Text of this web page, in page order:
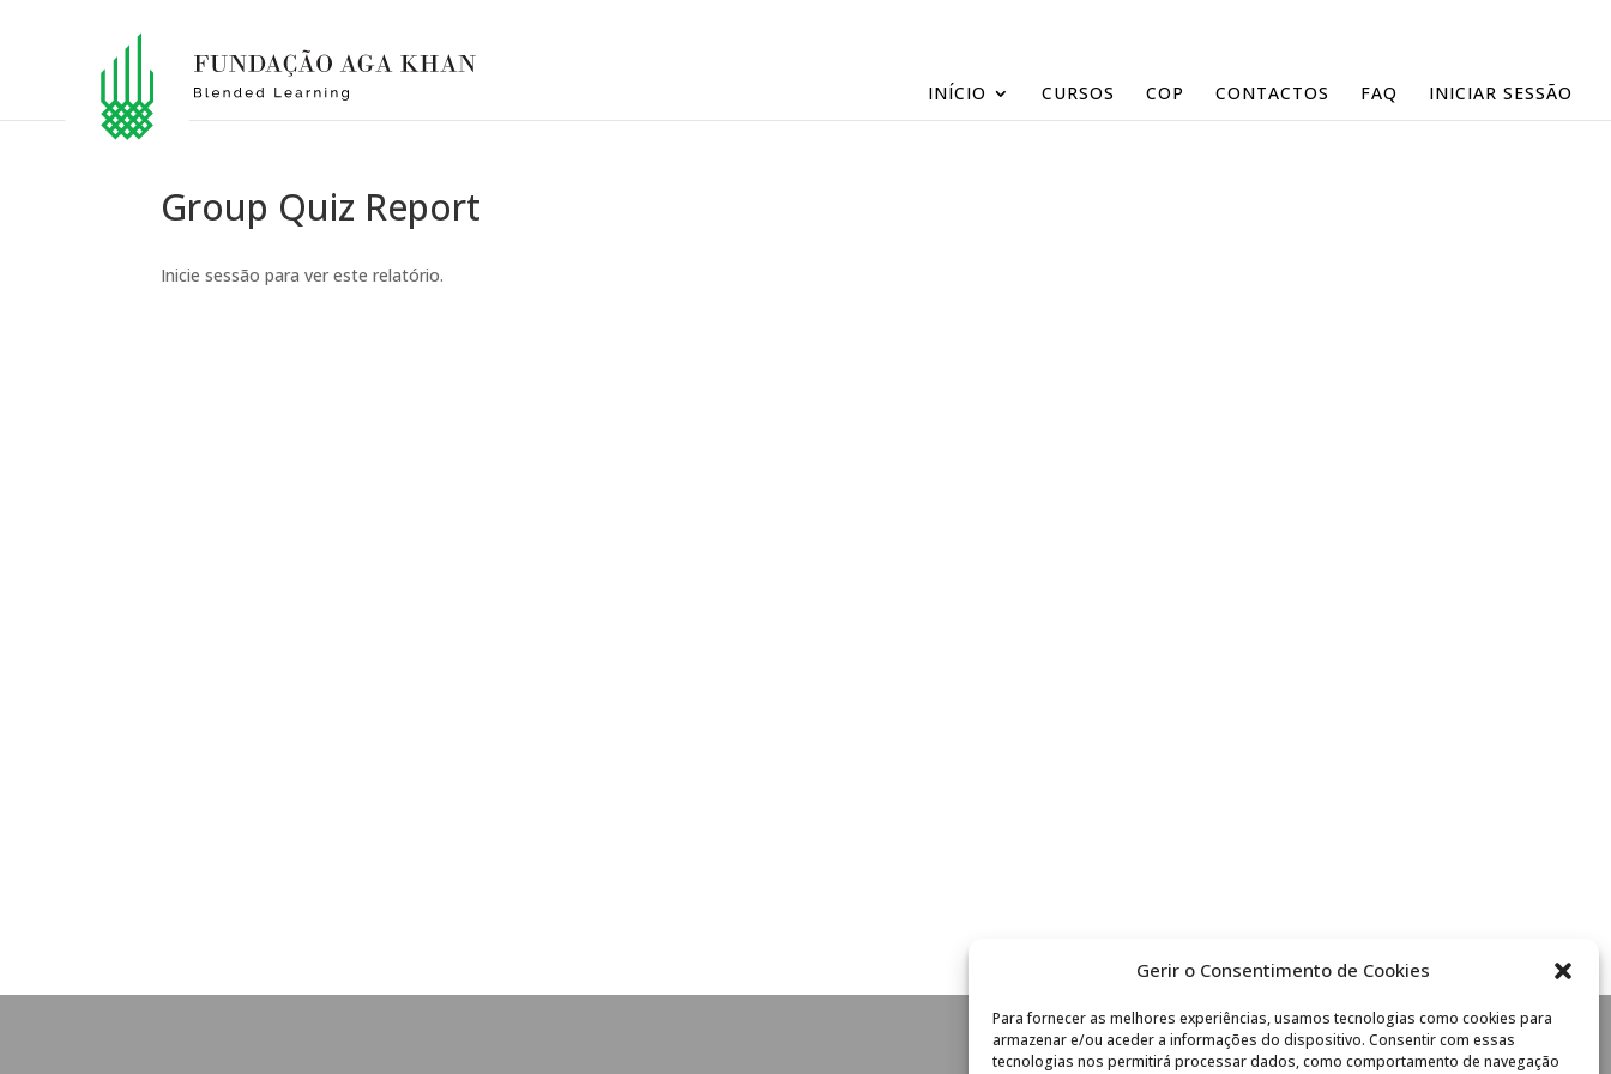
Gerir o Consentimento de Cookies
Para fornecer as melhores experiências, usamos tecnologias como cookies para
armazenar e/ou aceder a informações do dispositivo. Consentir com essas
tecnologias nos permitirá processar dados, como comportamento de navegação
INÍCIO CURSOS COP CONTACTOS FAQ INICIAR SESSÃO
Group Quiz Report
Inicie sessão para ver este relatório.